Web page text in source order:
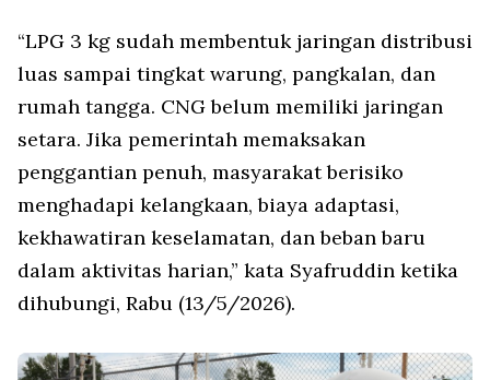
“LPG 3 kg sudah membentuk jaringan distribusi
luas sampai tingkat warung, pangkalan, dan
rumah tangga. CNG belum memiliki jaringan
setara. Jika pemerintah memaksakan
penggantian penuh, masyarakat berisiko
menghadapi kelangkaan, biaya adaptasi,
kekhawatiran keselamatan, dan beban baru
dalam aktivitas harian,” kata Syafruddin ketika
dihubungi, Rabu (13/5/2026).